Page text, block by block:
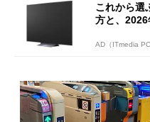
これから選
方と、
AD（ITmedia PC